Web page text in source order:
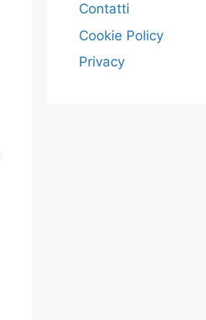
Contatti
Cookie Policy
Privacy